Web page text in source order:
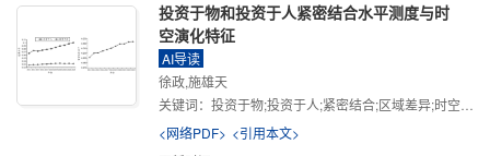
投资于物和投资于人紧密结合水平测度与时
空演化特征
AI导读
徐政,施雄天
关键词： 投资于物;投资于人;紧密结合;区域差异;时空演化
<网络PDF> <引用本文>